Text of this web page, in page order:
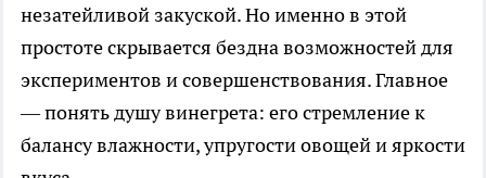
незатейливой закуской. Но именно в этой
простоте скрывается бездна возможностей для
экспериментов и совершенствования. Главное
— понять душу винегрета: его стремление к
балансу влажности, упругости овощей и яркости